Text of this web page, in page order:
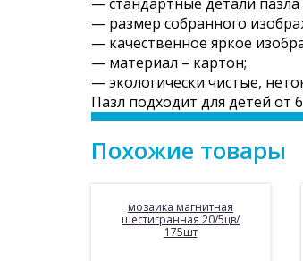
— размер собранного
— качественное яркое
— материал – картон;
— экологически чистые,
Пазл подходит для детей от
Похожие товары
мозаика магнитная
шестигранная 20/5цв/
175шт